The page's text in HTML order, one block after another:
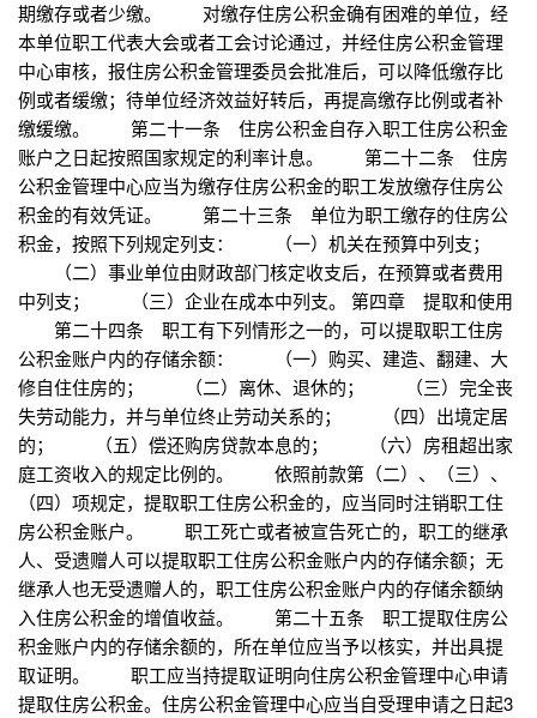
期缴存或者少缴。 对缴存住房公积金确有困难的单位，经
本单位职工代表大会或者工会讨论通过，并经住房公积金管理
中心审核，报住房公积金管理委员会批准后，可以降低缴存比
例或者缓缴；待单位经济效益好转后，再提高缴存比例或者补
缴缓缴。 第二十一条 住房公积金自存入职工住房公积金
账户之日起按照国家规定的利率计息。 第二十二条 住房
公积金管理中心应当为缴存住房公积金的职工发放缴存住房公
积金的有效凭证。 第二十三条 单位为职工缴存的住房公
积金，按照下列规定列支： （一）机关在预算中列支；
（二）事业单位由财政部门核定收支后，在预算或者费用
中列支； （三）企业在成本中列支。 第四章 提取和使用
第二十四条 职工有下列情形之一的，可以提取职工住房
公积金账户内的存储余额： （一）购买、建造、翻建、大
修自住住房的； （二）离休、退休的； （三）完全丧
失劳动能力，并与单位终止劳动关系的； （四）出境定居
的； （五）偿还购房贷款本息的； （六）房租超出家
庭工资收入的规定比例的。 依照前款第（二）、（三）、
（四）项规定，提取职工住房公积金的，应当同时注销职工住
房公积金账户。 职工死亡或者被宣告死亡的，职工的继承
人、受遗赠人可以提取职工住房公积金账户内的存储余额；无
继承人也无受遗赠人的，职工住房公积金账户内的存储余额纳
入住房公积金的增值收益。 第二十五条 职工提取住房公
积金账户内的存储余额的，所在单位应当予以核实，并出具提
取证明。 职工应当持提取证明向住房公积金管理中心申请
提取住房公积金。住房公积金管理中心应当自受理申请之日起3